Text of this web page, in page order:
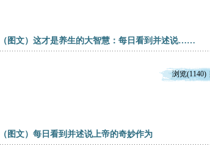
（图文）这才是养生的大智慧：每日看到并述说……
浏览(1140)
（图文）每日看到并述说上帝的奇妙作为